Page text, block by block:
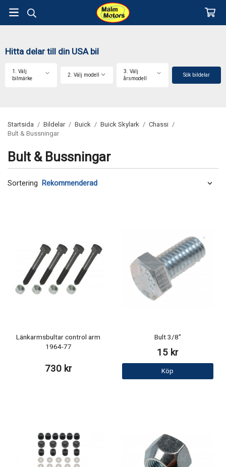
Hitta delar till din USA bil
1. Välj
bilmärke
2. Välj modell
3. Välj
årsmodell
Sök bildelar
Startsida / Bildelar / Buick / Buick Skylark / Chassi /
Bult & Bussningar
Bult & Bussningar
Sortering
Länkarmsbultar control arm
1964-77
730 kr
Bult 3/8"
15 kr
Köp